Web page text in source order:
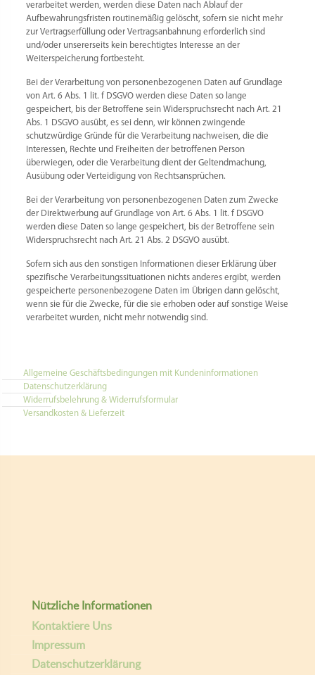
verarbeitet werden, werden diese Daten nach Ablauf der
Aufbewahrungsfristen routinemäßig gelöscht, sofern sie nicht mehr
zur Vertragserfüllung oder Vertragsanbahnung erforderlich sind
und/oder unsererseits kein berechtigtes Interesse an der
Weiterspeicherung fortbesteht.
Bei der Verarbeitung von personenbezogenen Daten auf Grundlage
von Art. 6 Abs. 1 lit. f DSGVO werden diese Daten so lange
gespeichert, bis der Betroffene sein Widerspruchsrecht nach Art. 21
Abs. 1 DSGVO ausübt, es sei denn, wir können zwingende
schutzwürdige Gründe für die Verarbeitung nachweisen, die die
Interessen, Rechte und Freiheiten der betroffenen Person
überwiegen, oder die Verarbeitung dient der Geltendmachung,
Ausübung oder Verteidigung von Rechtsansprüchen.
Bei der Verarbeitung von personenbezogenen Daten zum Zwecke
der Direktwerbung auf Grundlage von Art. 6 Abs. 1 lit. f DSGVO
werden diese Daten so lange gespeichert, bis der Betroffene sein
Widerspruchsrecht nach Art. 21 Abs. 2 DSGVO ausübt.
Sofern sich aus den sonstigen Informationen dieser Erklärung über
spezifische Verarbeitungssituationen nichts anderes ergibt, werden
gespeicherte personenbezogene Daten im Übrigen dann gelöscht,
wenn sie für die Zwecke, für die sie erhoben oder auf sonstige Weise
verarbeitet wurden, nicht mehr notwendig sind.
Allgemeine Geschäftsbedingungen mit Kundeninformationen
Datenschutzerklärung
Widerrufsbelehrung & Widerrufsformular
Versandkosten & Lieferzeit
Nützliche Informationen
Kontaktiere Uns
Impressum
Datenschutzerklärung